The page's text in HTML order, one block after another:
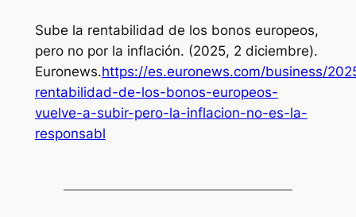
Sube la rentabilidad de los bonos europeos,
pero no por la inflación. (2025, 2 diciembre).
Euronews.https://es.euronews.com/business/
rentabilidad-de-los-bonos-europeos-
vuelve-a-subir-pero-la-inflacion-no-es-la-
responsabl